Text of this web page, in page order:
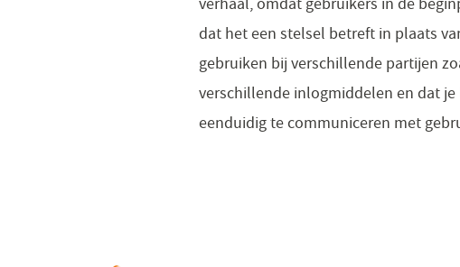
dat het een stelsel betreft in plaats
gebruiken bij verschillende partijen
verschillende inlogmiddelen en dat
eenduidig te communiceren met